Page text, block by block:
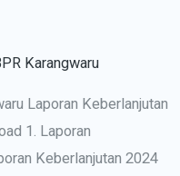
Karangwaru
Laporan Keberlanjutan
1. Laporan
Keberlanjutan 2024